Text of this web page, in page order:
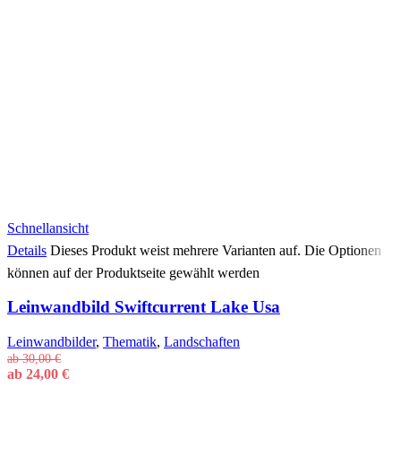
Schnellansicht
Details Dieses Produkt weist mehrere Varianten auf. Die Optionen
können auf der Produktseite gewählt werden
Leinwandbild Swiftcurrent Lake Usa
Leinwandbilder, Thematik, Landschaften
ab30,00€
ab 24,00 €